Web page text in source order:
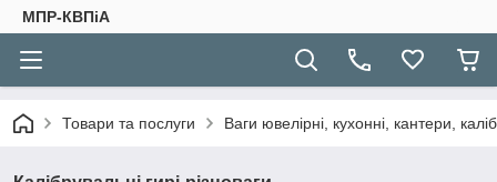
МПР-КВПіА
Товари та послуги Ваги ювелірні, кухонні, кантери,